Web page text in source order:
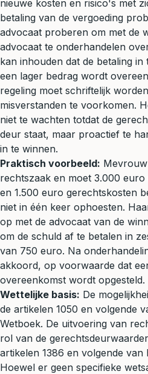
nieuwe kosten en risico's met
betaling van de vergoeding
advocaat proberen om met de
advocaat te onderhandelen
kan inhouden dat de betaling
een lager bedrag wordt
regeling moet schriftelijk
misverstanden te voorkomen.
niet te wachten totdat de
deur staat, maar proactief te
in te winnen.
Praktisch voorbeeld:
rechtszaak en moet 3.000
en 1.500 euro gerechtskosten
niet in één keer ophoesten.
op met de advocaat van de
om de schuld af te betalen in
van 750 euro. Na
akkoord, op voorwaarde dat
overeenkomst wordt opgesteld.
Wettelijke basis: De
de artikelen 1050 en volgende
Wetboek. De uitvoering van
rol van de
artikelen 1386 en volgende van
Hoewel er geen specifieke